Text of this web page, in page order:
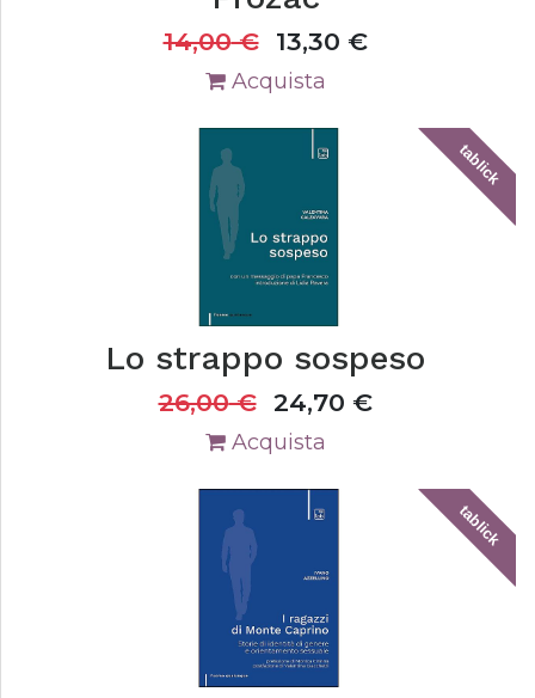
14,00€ 13,30 €
Acquista
tablick
Lo strappo sospeso
26,00€ 24,70 €
Acquista
tablick